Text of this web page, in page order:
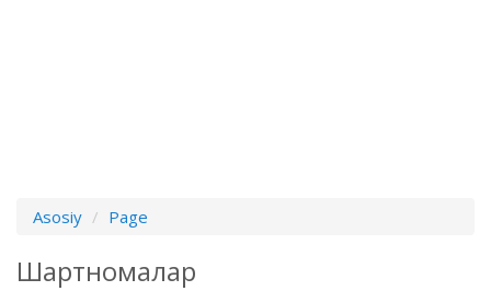
Asosiy Page
Шартномалар